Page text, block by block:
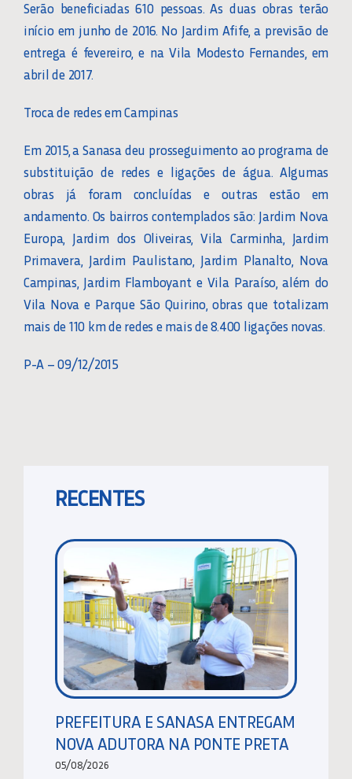
Serão beneficiadas 610 pessoas. As duas obras terão
início em junho de 2016. No Jardim Afife, a previsão de
entrega é fevereiro, e na Vila Modesto Fernandes, em
abril de 2017.
Troca de redes em Campinas
Em 2015, a Sanasa deu prosseguimento ao programa de
substituição de redes e ligações de água. Algumas
obras já foram concluídas e outras estão em
andamento. Os bairros contemplados são: Jardim Nova
Europa, Jardim dos Oliveiras, Vila Carminha, Jardim
Primavera, Jardim Paulistano, Jardim Planalto, Nova
Campinas, Jardim Flamboyant e Vila Paraíso, além do
Vila Nova e Parque São Quirino, obras que totalizam
mais de 110 km de redes e mais de 8.400 ligações novas.
P-A – 09/12/2015
RECENTES
PREFEITURA E SANASA ENTREGAM
NOVA ADUTORA NA PONTE PRETA
05/08/2026